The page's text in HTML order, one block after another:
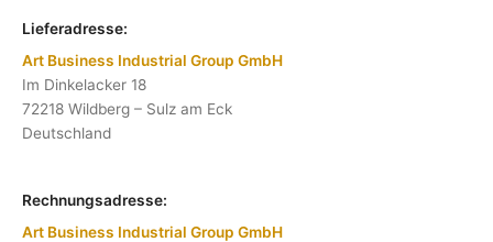
Lieferadresse:
Art Business Industrial Group GmbH
Im Dinkelacker 18
72218 Wildberg – Sulz am Eck
Deutschland
Rechnungsadresse:
Art Business Industrial Group GmbH